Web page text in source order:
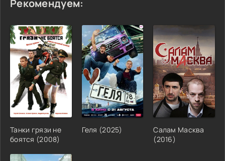
Рекомендуем:
Танки грязи не
боятся (2008)
Геля (2025)
Салам Масква
(2016)